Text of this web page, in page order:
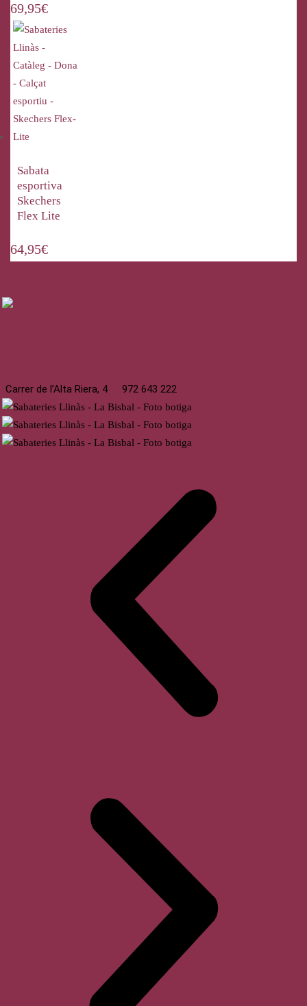
69,95€
Sabata
esportiva
Skechers
Flex Lite
64,95€
Carrer de l’Alta Riera, 4 972 643 222